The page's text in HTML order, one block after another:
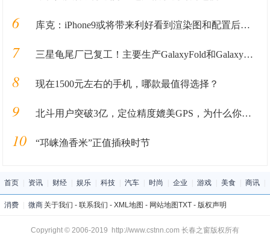
6 库克：iPhone9或将带来利好看到渲染图和配置后果粉失望了
7 三星龟尾厂已复工！主要生产GalaxyFold和GalaxyZFlip
8 现在1500元左右的手机，哪款最值得选择？
9 北斗用户突破3亿，定位精度媲美GPS，为什么你的手机上找不到？
10 “邛崃渔香米”正值插秧时节
首页 资讯 财经 娱乐 科技 汽车 时尚 企业 游戏 美食 商讯
消费 微商 关于我们 - 联系我们 - XML地图 - 网站地图TXT- 版权声明
Copyright © 2006-2019 http://www.cstnn.com 长春之窗版权所有